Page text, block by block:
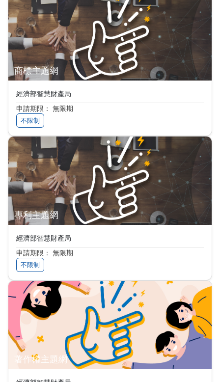
商標主題網
經濟部智慧財產局
申請期限： 無限期
不限制
專利主題網
經濟部智慧財產局
申請期限： 無限期
不限制
著作權主題網